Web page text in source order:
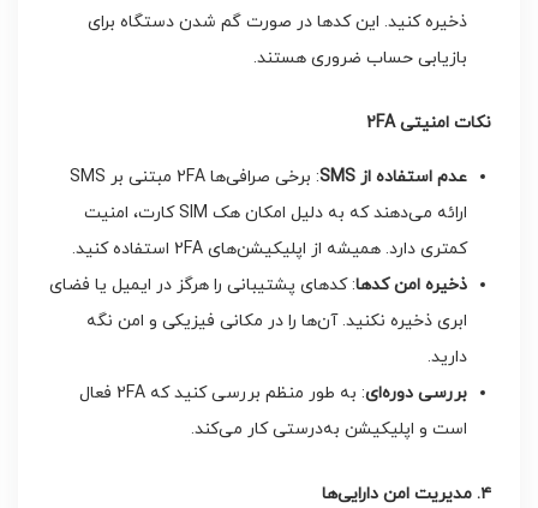
ذخیره کنید. این کدها در صورت گم شدن دستگاه برای
بازیابی حساب ضروری هستند.
نکات امنیتی 2FA
عدم استفاده از
: برخی صرافی‌ها 2FA مبتنی بر SMS
ارائه می‌دهند که به دلیل امکان هک SIM کارت، امنیت
کمتری دارد. همیشه از اپلیکیشن‌های 2FA استفاده کنید.
ذخیره امن کدها: کدهای پشتیبانی را هرگز در ایمیل یا فضای
ابری ذخیره نکنید. آن‌ها را در مکانی فیزیکی و امن نگه
دارید.
بررسی دوره‌ای
: به طور منظم بررسی کنید که 2FA فعال
است و اپلیکیشن به‌درستی کار می‌کند.
۴. مدیریت امن دارایی‌ها